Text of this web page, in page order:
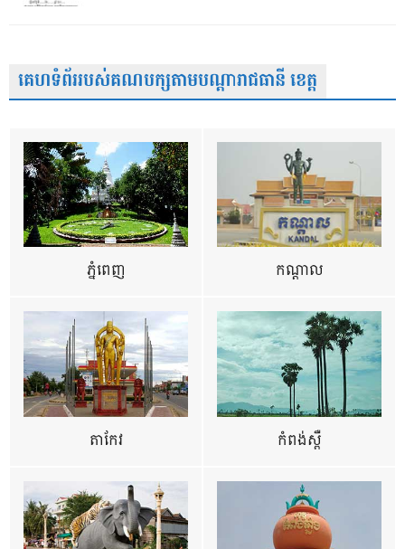
គេហទំព័ររបស់គណបក្សតាមបណ្តារាជធានី ខេត្ត
ភ្នំពេញ កណ្តាល
តាកែវ កំពង់ស្ពឺ